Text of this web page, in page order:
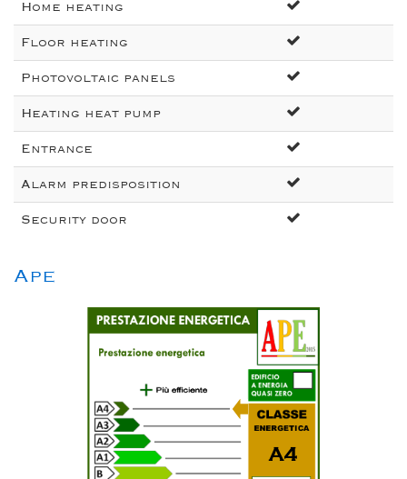
Home heating
Floor heating
Photovoltaic panels
Heating heat pump
Entrance
Alarm predisposition
Security door
Ape
A4